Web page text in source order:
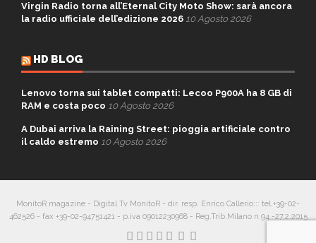
Virgin Radio torna all’Eternal City Moto Show: sarà ancora
la radio ufficiale dell’edizione 2026 10 Agosto 2026
HD BLOG
Lenovo torna sui tablet compatti: Lecoo P900A ha 8 GB di
RAM e costa poco 10 Agosto 2026
A Dubai arriva la Raining Street: pioggia artificiale contro
il caldo estremo 10 Agosto 2026
MonitoR magazine - Digital Tv MonitoR - dir. resp. Enrico Callerio::: tel.+39-02-
462526 - fax +39-02-94751421 - p.iva 09012230968 - Reg.Trib.Milano n.94 -27.2.2015